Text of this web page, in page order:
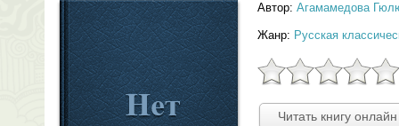
Автор: Агамамедова
Жанр: Русская
Читать книгу